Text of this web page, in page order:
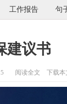
工作报告 句
建议书
阅读全文 下载本